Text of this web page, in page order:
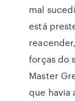
mal
está
forças do
Master
que havia